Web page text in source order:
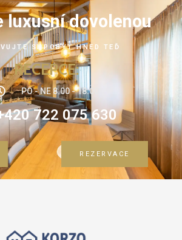
luxusní dovolenou
SI POBYT HNED TEĎ
RECEPCE:
PO - NE 8:00 - 18:00
722 075 630
REZERVACE